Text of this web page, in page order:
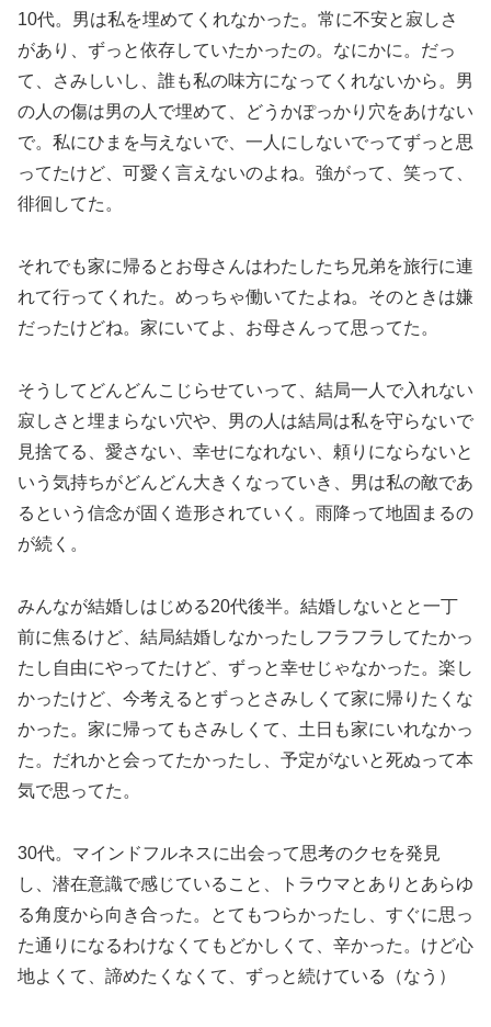
10代。男は私を埋めてくれなかった。常に不安と寂しさ
があり、ずっと依存していたかったの。なにかに。だっ
て、さみしいし、誰も私の味方になってくれないから。男
の人の傷は男の人で埋めて、どうかぽっかり穴をあけない
で。私にひまを与えないで、一人にしないでってずっと思
ってたけど、可愛く言えないのよね。強がって、笑って、
徘徊してた。
それでも家に帰るとお母さんはわたしたち兄弟を旅行に連
れて行ってくれた。めっちゃ働いてたよね。そのときは嫌
だったけどね。家にいてよ、お母さんって思ってた。
そうしてどんどんこじらせていって、結局一人で入れない
寂しさと埋まらない穴や、男の人は結局は私を守らないで
見捨てる、愛さない、幸せになれない、頼りにならないと
いう気持ちがどんどん大きくなっていき、男は私の敵であ
るという信念が固く造形されていく。雨降って地固まるの
が続く。
みんなが結婚しはじめる20代後半。結婚しないとと一丁
前に焦るけど、結局結婚しなかったしフラフラしてたかっ
たし自由にやってたけど、ずっと幸せじゃなかった。楽し
かったけど、今考えるとずっとさみしくて家に帰りたくな
かった。家に帰ってもさみしくて、土日も家にいれなかっ
た。だれかと会ってたかったし、予定がないと死ぬって本
気で思ってた。
30代。マインドフルネスに出会って思考のクセを発見
し、潜在意識で感じていること、トラウマとありとあらゆ
る角度から向き合った。とてもつらかったし、すぐに思っ
た通りになるわけなくてもどかしくて、辛かった。けど心
地よくて、諦めたくなくて、ずっと続けている（なう）